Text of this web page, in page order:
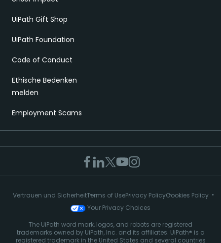
UiPath Gift Shop
UiPath Foundation
Code of Conduct
Ethische Bedenken
melden
Employment Scams
Vertrauen und SicherheitTerms of UsePrivacy PolicyCookies Policy
Your Privacy Choices
The UiPath word mark, logos, and robots are registered
trademarks owned by UiPath, Inc. and its affiliates. UiPath® is a
registered trademark in the United States and several countries